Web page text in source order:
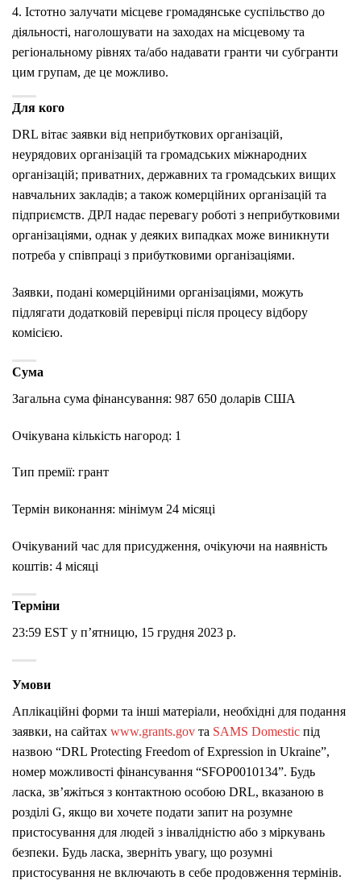
4. Істотно залучати місцеве громадянське суспільство до
діяльності, наголошувати на заходах на місцевому та
регіональному рівнях та/або надавати гранти чи субгранти
цим групам, де це можливо.
Для кого
DRL вітає заявки від неприбуткових організацій,
неурядових організацій та громадських міжнародних
організацій; приватних, державних та громадських вищих
навчальних закладів; а також комерційних організацій та
підприємств. ДРЛ надає перевагу роботі з неприбутковими
організаціями, однак у деяких випадках може виникнути
потреба у співпраці з прибутковими організаціями.
Заявки, подані комерційними організаціями, можуть
підлягати додатковій перевірці після процесу відбору
комісією.
Сума
Загальна сума фінансування: 987 650 доларів США
Очікувана кількість нагород: 1
Тип премії: грант
Термін виконання: мінімум 24 місяці
Очікуваний час для присудження, очікуючи на наявність
коштів: 4 місяці
Терміни
23:59 EST у п’ятницю, 15 грудня 2023 р.
Умови
Аплікаційні форми та інші матеріали, необхідні для подання
заявки, на сайтах www.grants.gov та SAMS Domestic під
назвою “DRL Protecting Freedom of Expression in Ukraine”,
номер можливості фінансування “SFOP0010134”. Будь
ласка, зв’яжіться з контактною особою DRL, вказаною в
розділі G, якщо ви хочете подати запит на розумне
пристосування для людей з інвалідністю або з міркувань
безпеки. Будь ласка, зверніть увагу, що розумні
пристосування не включають в себе продовження термінів.